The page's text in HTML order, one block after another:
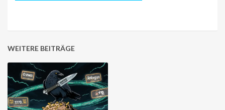
WEITERE BEITRÄGE